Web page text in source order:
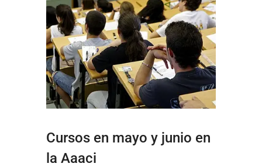
Cursos en mayo y junio en
la Aaaci